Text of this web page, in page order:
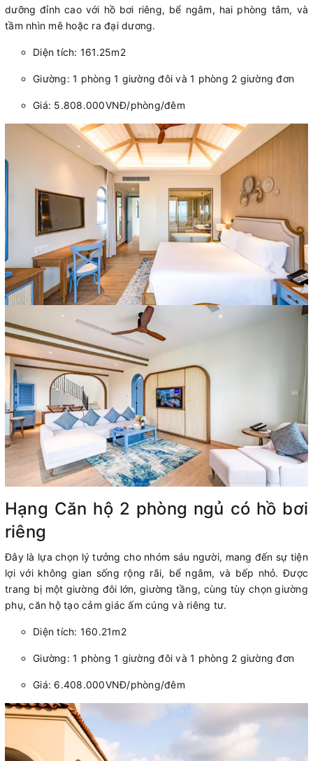
dưỡng đỉnh cao với hồ bơi riêng, bể ngâm, hai phòng tắm, và
tầm nhìn mê hoặc ra đại dương.
Diện tích: 161.25m2
Giường: 1 phòng 1 giường đôi và 1 phòng 2 giường đơn
Giá: 5.808.000VNĐ/phòng/đêm
Hạng Căn hộ 2 phòng ngủ có hồ bơi
riêng
Đây là lựa chọn lý tưởng cho nhóm sáu người, mang đến sự tiện
lợi với không gian sống rộng rãi, bể ngâm, và bếp nhỏ. Được
trang bị một giường đôi lớn, giường tầng, cùng tùy chọn giường
phụ, căn hộ tạo cảm giác ấm cúng và riêng tư.
Diện tích: 160.21m2
Giường: 1 phòng 1 giường đôi và 1 phòng 2 giường đơn
Giá: 6.408.000VNĐ/phòng/đêm